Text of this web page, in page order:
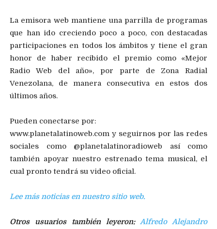
La emisora web mantiene una parrilla de programas
que han ido creciendo poco a poco, con destacadas
participaciones en todos los ámbitos y tiene el gran
honor de haber recibido el premio como «Mejor
Radio Web del año», por parte de Zona Radial
Venezolana, de manera consecutiva en estos dos
últimos años.
Pueden conectarse por:
www.planetalatinoweb.com y seguirnos por las redes
sociales como @planetalatinoradioweb así como
también apoyar nuestro estrenado tema musical, el
cual pronto tendrá su video oficial.
Lee más noticias en nuestro sitio web.
Otros usuarios también leyeron: Alfredo Alejandro